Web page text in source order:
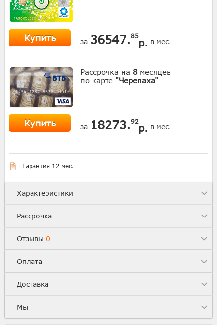
Купить за 36547.85
р. в мес.
Рассрочка на 8 месяцев
по карте "Черепаха"
Купить за 18273.92
р. в мес.
Гарантия 12 мес.
Характеристики
Рассрочка
Отзывы 0
Оплата
Доставка
Мы